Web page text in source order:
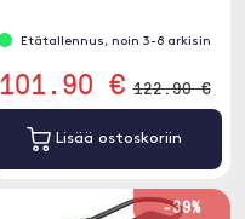
Etätallennus, noin 3-8 arkisin
101.90 € 122.90 €
Lisää ostoskoriin
-39%